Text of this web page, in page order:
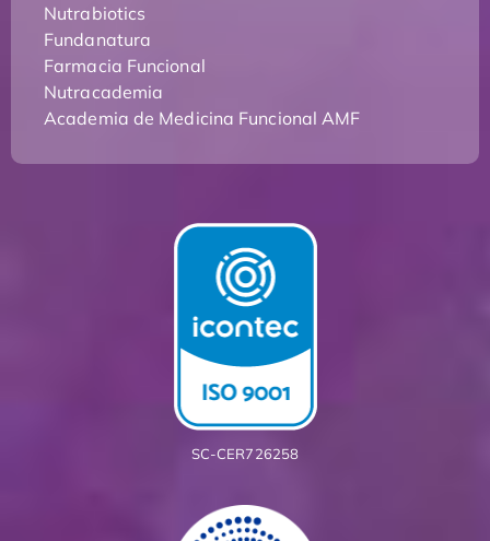
Nutrabiotics
Fundanatura
Farmacia Funcional
Nutracademia
Academia de Medicina Funcional AMF
SC-CER726258